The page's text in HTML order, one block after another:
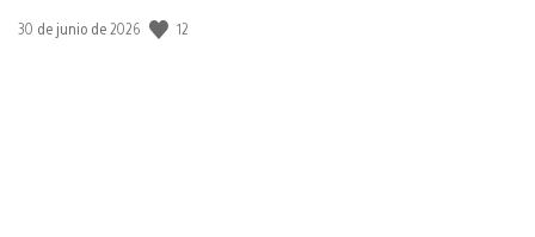
Fecha
30 de junio de 2026 12